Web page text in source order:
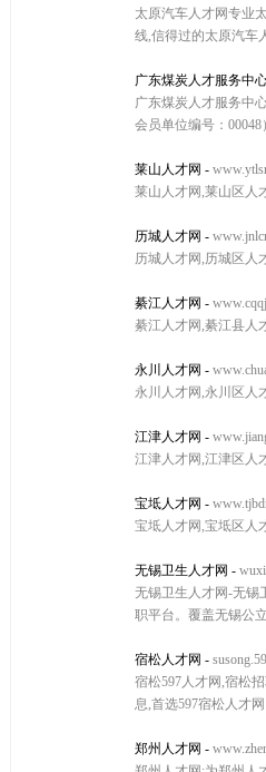
太原汽车人才网专业
线,信得过的太原汽车
广东煤炭人才服务中
广东煤炭人才服务中
会员单位编号：00048
莱山人才网 -
莱山人才网,莱山区人
历城人才网 -
历城人才网,历城区人
綦江人才网 -
綦江人才网,綦江县人
永川人才网 -
永川人才网,永川区人
江津人才网 -
江津人才网,江津区人
宝坻人才网 -
宝坻人才网,宝坻区人
无锡卫生人才网 -
无锡卫生人才网-无锡
职平台。覆盖无锡公
宿松人才网 -
宿松597人才网,宿松
息,首选597宿松人才网
郑州人才网 -